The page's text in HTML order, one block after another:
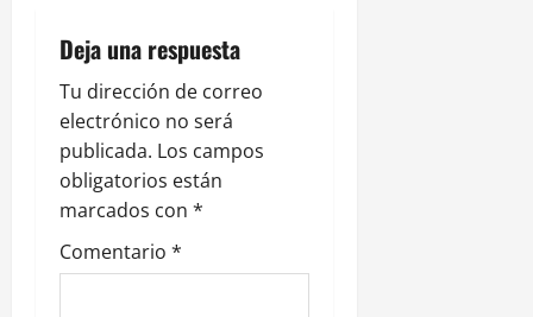
c
i
ó
n
d
e
Deja una respuesta
Tu dirección de correo
electrónico no será
publicada. Los campos
obligatorios están
marcados con *
Comentario *